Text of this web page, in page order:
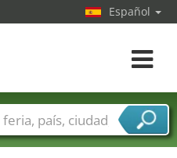
Español
toggle
Ciudades